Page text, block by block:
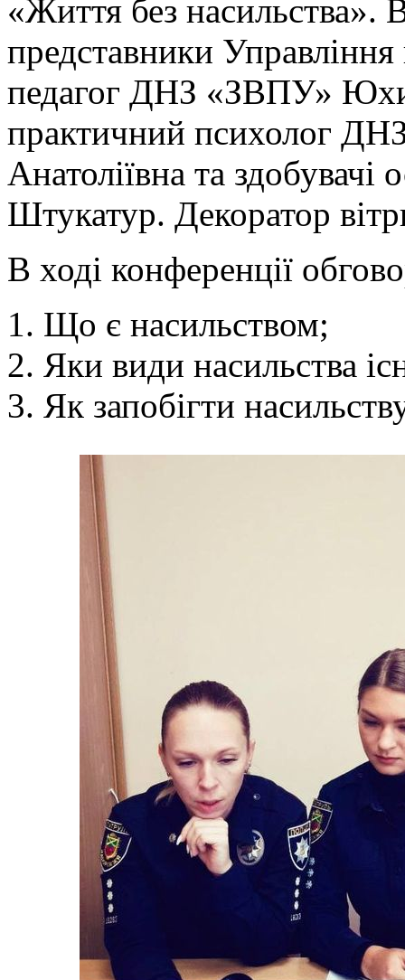
«Життя без насильства».
представники Управління
педагог ДНЗ «ЗВПУ»
практичний психолог
Анатоліївна та
Штукатур. Декоратор
В ході конференції
Що є насильством;
Яки види насильства
Як запобігти